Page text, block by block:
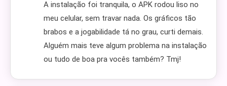
A instalação foi tranquila, o APK rodou liso no
meu celular, sem travar nada. Os gráficos tão
brabos e a jogabilidade tá no grau, curti demais.
Alguém mais teve algum problema na instalação
ou tudo de boa pra vocês também? Tmj!